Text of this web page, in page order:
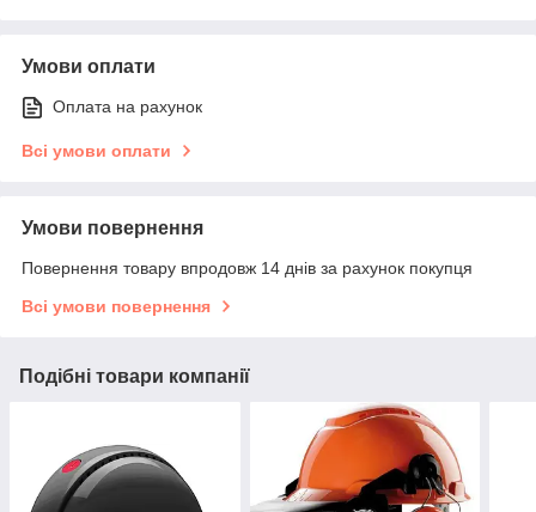
Умови оплати
Оплата на рахунок
Всі умови оплати
Умови повернення
Повернення товару впродовж 14 днів за рахунок покупця
Всі умови повернення
Подібні товари компанії